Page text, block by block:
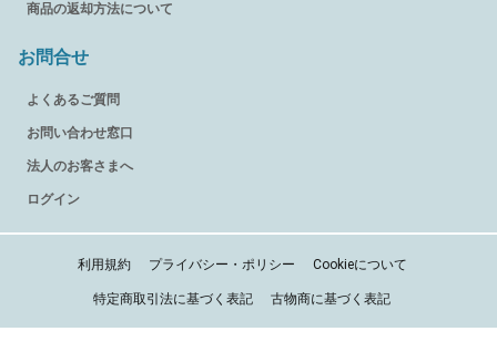
商品の返却方法について
お問合せ
よくあるご質問
お問い合わせ窓口
法人のお客さまへ
ログイン
利用規約 プライバシー・ポリシー Cookieについて
特定商取引法に基づく表記 古物商に基づく表記